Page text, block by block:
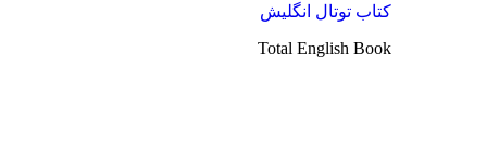
کتاب توتال انگلیش
Total English Book